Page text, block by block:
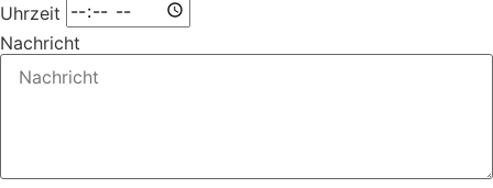
Uhrzeit
Nachricht